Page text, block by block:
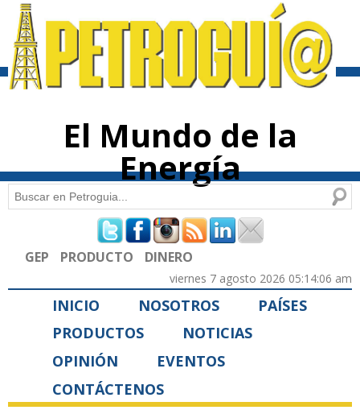
contenido
El Mundo de la
Energía
Formulario de búsqueda
Buscar
GEP PRODUCTO DINERO
viernes 7 agosto 2026 05:14:06 am
INICIO NOSOTROS
PAÍSES
PRODUCTOS
NOTICIAS
OPINIÓN
EVENTOS
CONTÁCTENOS